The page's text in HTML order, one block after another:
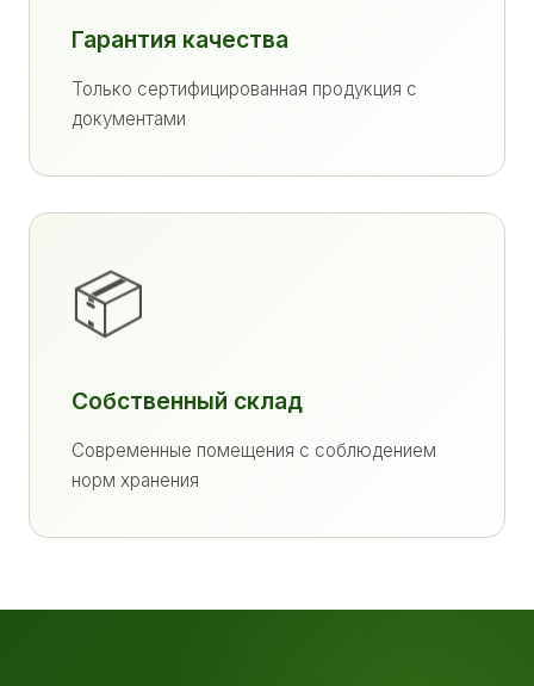
Гарантия качества
Только сертифицированная продукция с
документами
📦
Собственный склад
Современные помещения с соблюдением
норм хранения